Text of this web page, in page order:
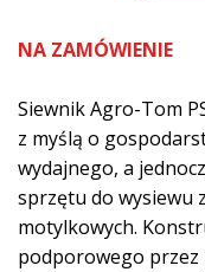
Agro-
PS
3m
NA ZAMÓWIENIE
Siewnik Agro-Tom
z myślą o
wydajnego, a
sprzętu do wysiewu
motylkowych.
podporowego